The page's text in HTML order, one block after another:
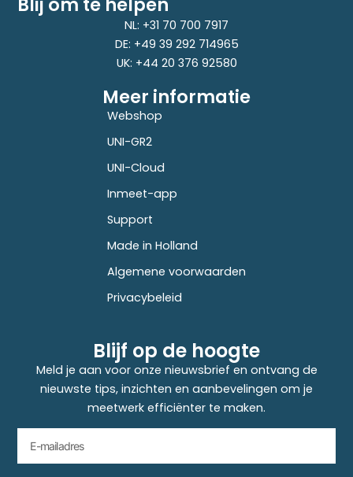
NL: +31 70 700 7917
DE: +49 39 292 714965
UK: +44 20 376 92580
Meer informatie
Webshop
UNI-GR2
UNI-Cloud
Inmeet-app
Support
Made in Holland
Algemene voorwaarden
Privacybeleid
Blijf op de hoogte
Meld je aan voor onze nieuwsbrief en ontvang de
nieuwste tips, inzichten en aanbevelingen om je
meetwerk efficiënter te maken.